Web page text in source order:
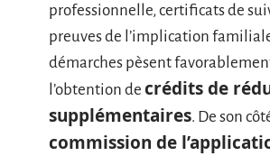
professionnelle, certificats de
preuves de l’implication
démarches pèsent
l’obtention de crédits de
supplémentaires. De son
commission de